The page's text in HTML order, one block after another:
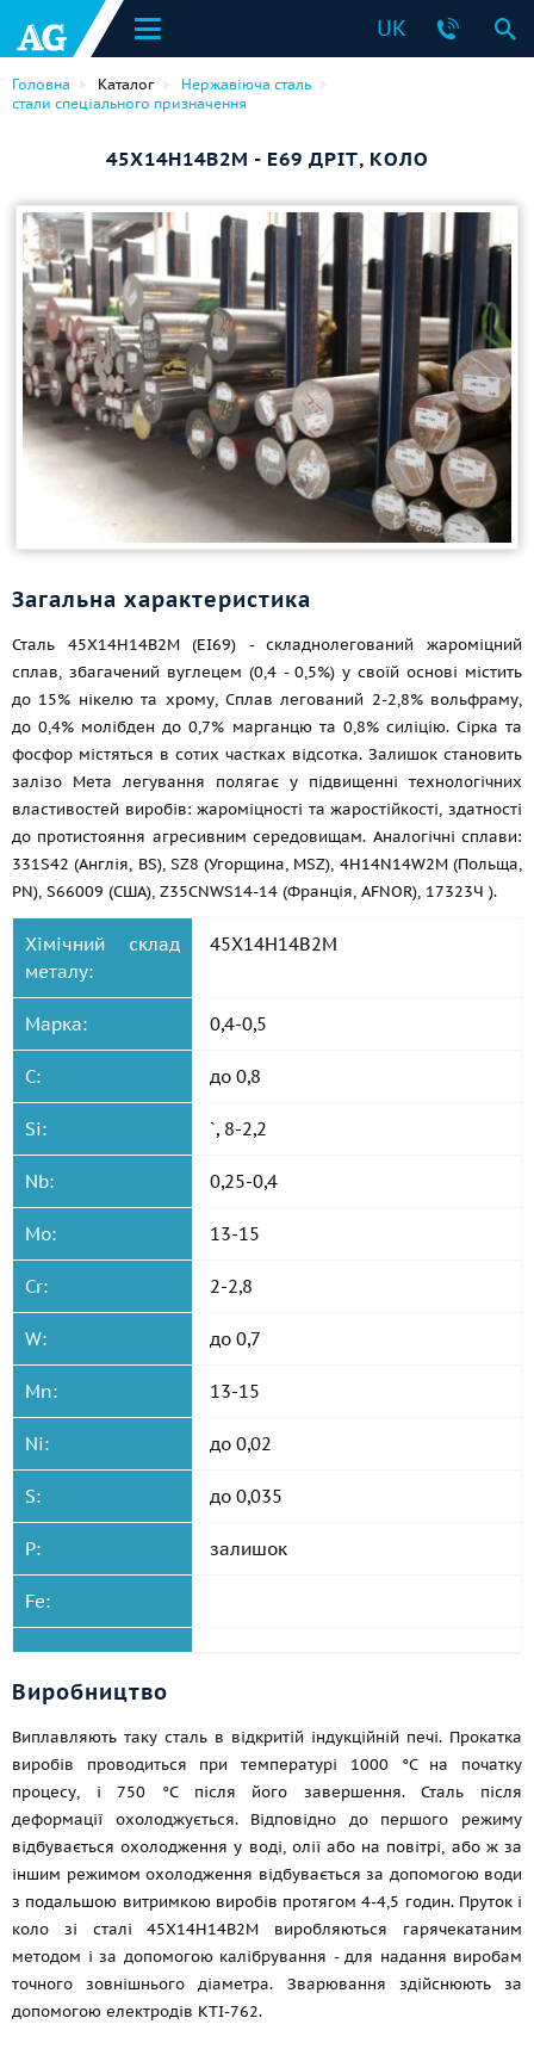
UK
Головна Каталог
Нержавіюча сталь
стали спеціального призначення
45Х14Н14В2М - Е69 ДРІТ, КОЛО
Загальна характеристика
Сталь 45Х14Н14В2М (ЕІ69) - складнолегований жароміцний
сплав, збагачений вуглецем (0,4 - 0,5%) у своїй основі містить
до 15% нікелю та хрому, Сплав легований 2-2,8% вольфраму,
до 0,4% молібден до 0,7% марганцю та 0,8% силіцію. Сірка та
фосфор містяться в сотих частках відсотка. Залишок становить
залізо Мета легування полягає у підвищенні технологічних
властивостей виробів: жароміцності та жаростійкості, здатності
до протистояння агресивним середовищам. Аналогічні сплави:
331S42 (Англія, BS), SZ8 (Угорщина, MSZ), 4H14N14W2M (Польща,
PN), S66009 (США), Z35CNWS14-14 (Франція, AFNOR), 17323Ч ).
Хімічний склад
металу:
45Х14Н14В2М
Марка: 0,4-0,5
C: до 0,8
Si: `, 8-2,2
Nb: 0,25-0,4
Mo: 13-15
Cr: 2-2,8
W: до 0,7
Mn: 13-15
Ni: до 0,02
S: до 0,035
P: залишок
Fe:
Виробництво
Виплавляють таку сталь в відкритій індукційній печі. Прокатка
виробів проводиться при температурі 1000 °C на початку
процесу, і 750 °C після його завершення. Сталь після
деформації охолоджується. Відповідно до першого режиму
відбувається охолодження у воді, олії або на повітрі, або ж за
іншим режимом охолодження відбувається за допомогою води
з подальшою витримкою виробів протягом 4-4,5 годин. Пруток і
коло зі сталі 45Х14Н14В2М виробляються гарячекатаним
методом і за допомогою калібрування - для надання виробам
точного зовнішнього діаметра. Зварювання здійснюють за
допомогою електродів КТІ-762.